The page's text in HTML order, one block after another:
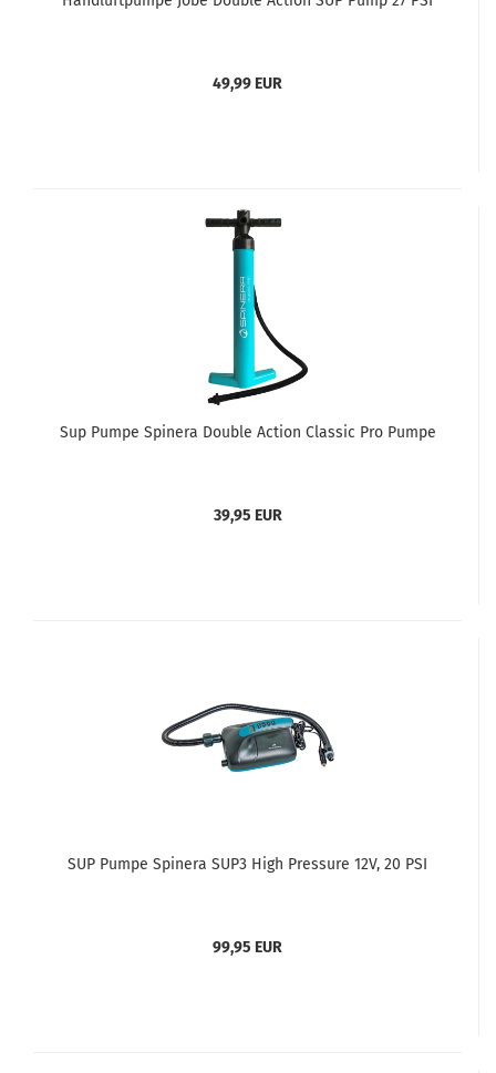
49,99 EUR
Sup Pumpe Spinera Double Action Classic Pro Pumpe
39,95 EUR
SUP Pumpe Spinera SUP3 High Pressure 12V, 20 PSI
99,95 EUR